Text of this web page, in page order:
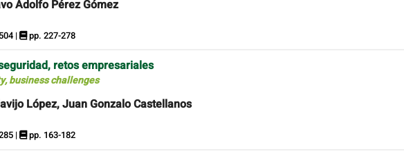
Adolfo Pérez Gómez
| pp. 227-278
retos empresariales
business challenges
López, Juan Gonzalo Castellanos
| pp. 163-182